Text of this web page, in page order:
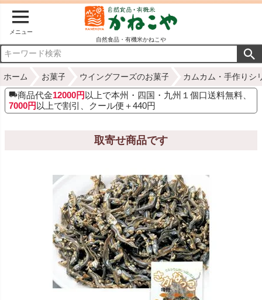
メニュー
自然食品・有機米かねこや
ホーム お菓子 ウイングフーズのお菓子 カムカム・手作りシ
商品代金12000円 以上で本州・四国・九州１個口送料無料、
7000円 以上で割引、クール便＋440円
取寄せ商品です